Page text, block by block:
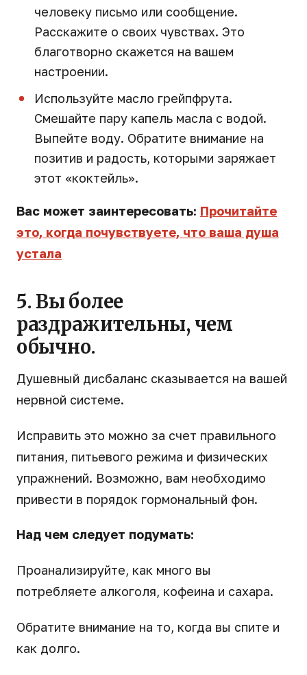
человеку письмо или сообщение.
Расскажите о своих чувствах. Это
благотворно скажется на вашем
настроении.
Используйте масло грейпфрута.
Смешайте пару капель масла с водой.
Выпейте воду. Обратите внимание на
позитив и радость, которыми заряжает
этот «коктейль».
Вас может заинтересовать: Прочитайте
это, когда почувствуете, что ваша душа
устала
5. Вы более
раздражительны, чем
обычно.
Душевный дисбаланс сказывается на вашей
нервной системе.
Исправить это можно за счет правильного
питания, питьевого режима и физических
упражнений. Возможно, вам необходимо
привести в порядок гормональный фон.
Над чем следует подумать:
Проанализируйте, как много вы
потребляете алкоголя, кофеина и сахара.
Обратите внимание на то, когда вы спите и
как долго.